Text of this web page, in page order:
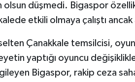
düşmedi. Bigaspor
etkili olmaya çalıştı ancak
Çanakkale temsilcisi,
yaptığı oyuncu
Bigaspor, rakip ceza